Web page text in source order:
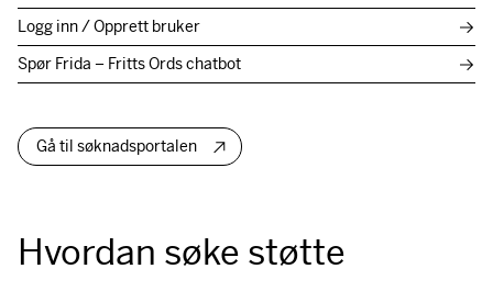
Logg inn / Opprett bruker
Spør Frida – Fritts Ords chatbot
Gå til søknadsportalen
Hvordan søke støtte